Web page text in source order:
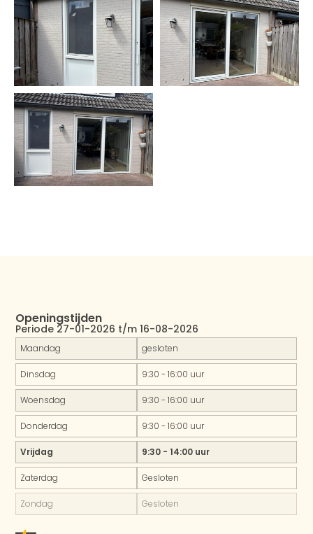
Openingstijden
Periode 27-01-2026 t/m 16-08-2026
Maandag gesloten
Dinsdag 9:30 - 16:00 uur
Woensdag 9:30 - 16:00 uur
Donderdag 9:30 - 16:00 uur
Vrijdag 9:30 - 14:00 uur
Zaterdag Gesloten
Zondag Gesloten